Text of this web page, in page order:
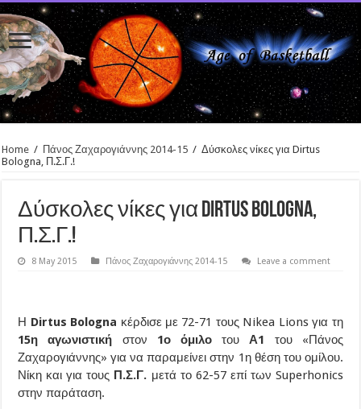
Home / Πάνος Ζαχαρογιάννης 2014-15 / Δύσκολες νίκες για Dirtus
Bologna, Π.Σ.Γ.!
Δύσκολες νίκες για Dirtus Bologna,
Π.Σ.Γ.!
8 May 2015 Πάνος Ζαχαρογιάννης 2014-15 Leave a comment
Η Dirtus Bologna κέρδισε με 72-71 τους Nikea Lions για τη
15η αγωνιστική στον 1ο όμιλο τουΑ1 του «Πάνος
Ζαχαρογιάννης» για να παραμείνει στην 1η θέση του ομίλου.
Νίκη και για τους Π.Σ.Γ. μετά το 62-57 επί των Superhonics
στην παράταση.